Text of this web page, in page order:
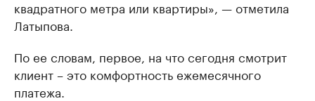
квадратного метра или квартиры», — отметила
Латыпова.
По ее словам, первое, на что сегодня смотрит
клиент – это комфортность ежемесячного
платежа.